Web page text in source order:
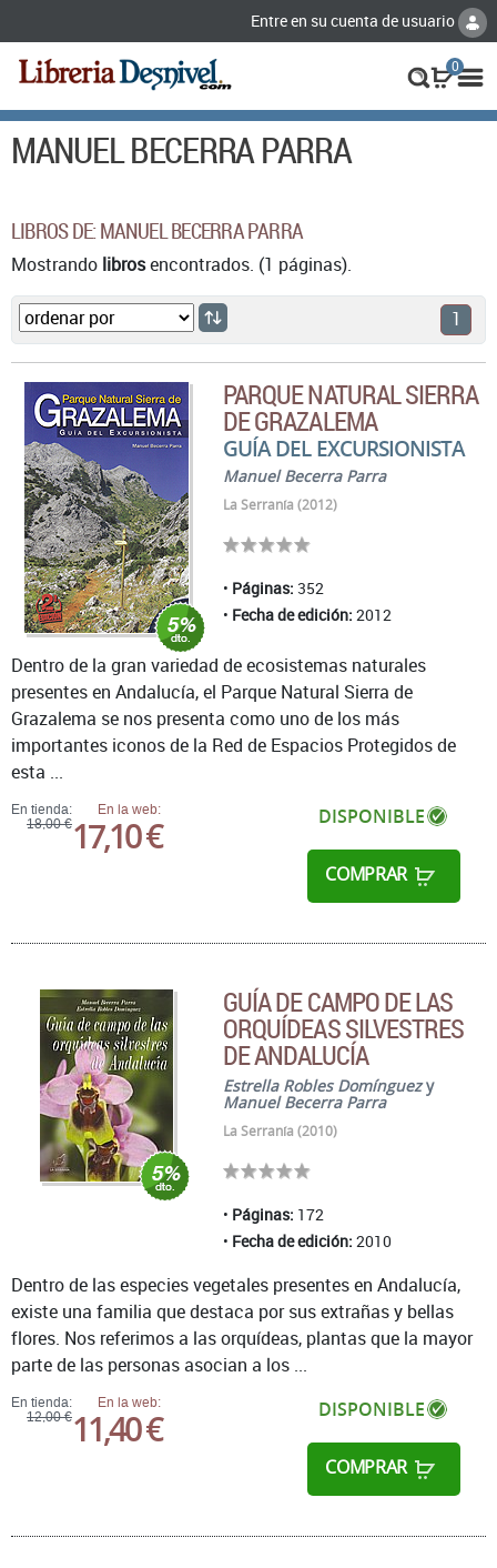
Entre en su cuenta de usuario
0
MANUEL BECERRA PARRA
LIBROS DE: MANUEL BECERRA PARRA
Mostrando librosencontrados. (1 páginas).
1
PARQUE NATURAL SIERRA
DE GRAZALEMA
GUÍA DEL EXCURSIONISTA
Manuel Becerra Parra
La Serranía (2012)
Páginas: 352
Fecha de edición: 2012
En tienda:
18,00 €
En la web:
17,10 € DISPONIBLE
COMPRAR
Dentro de la gran variedad de ecosistemas naturales
presentes en Andalucía, el Parque Natural Sierra de
Grazalema se nos presenta como uno de los más
importantes iconos de la Red de Espacios Protegidos de
esta ...
GUÍA DE CAMPO DE LAS
ORQUÍDEAS SILVESTRES
DE ANDALUCÍA
Estrella Robles Domínguezy
Manuel Becerra Parra
La Serranía (2010)
Páginas: 172
Fecha de edición: 2010
En tienda:
12,00 €
En la web:
11,40 € DISPONIBLE
COMPRAR
Dentro de las especies vegetales presentes en Andalucía,
existe una familia que destaca por sus extrañas y bellas
flores. Nos referimos a las orquídeas, plantas que la mayor
parte de las personas asocian a los ...